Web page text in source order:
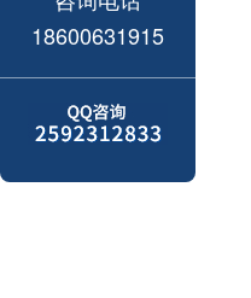
18600631915